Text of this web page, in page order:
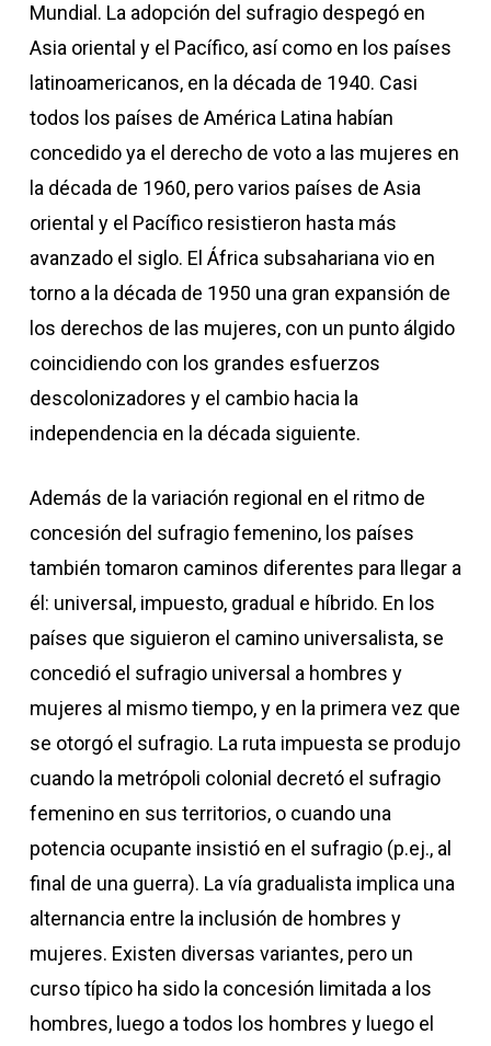
Mundial. La adopción del sufragio despegó en
Asia oriental y el Pacífico, así como en los países
latinoamericanos, en la década de 1940. Casi
todos los países de América Latina habían
concedido ya el derecho de voto a las mujeres en
la década de 1960, pero varios países de Asia
oriental y el Pacífico resistieron hasta más
avanzado el siglo. El África subsahariana vio en
torno a la década de 1950 una gran expansión de
los derechos de las mujeres, con un punto álgido
coincidiendo con los grandes esfuerzos
descolonizadores y el cambio hacia la
independencia en la década siguiente.
Además de la variación regional en el ritmo de
concesión del sufragio femenino, los países
también tomaron caminos diferentes para llegar a
él: universal, impuesto, gradual e híbrido. En los
países que siguieron el camino universalista, se
concedió el sufragio universal a hombres y
mujeres al mismo tiempo, y en la primera vez que
se otorgó el sufragio. La ruta impuesta se produjo
cuando la metrópoli colonial decretó el sufragio
femenino en sus territorios, o cuando una
potencia ocupante insistió en el sufragio (p.ej., al
final de una guerra). La vía gradualista implica una
alternancia entre la inclusión de hombres y
mujeres. Existen diversas variantes, pero un
curso típico ha sido la concesión limitada a los
hombres, luego a todos los hombres y luego el